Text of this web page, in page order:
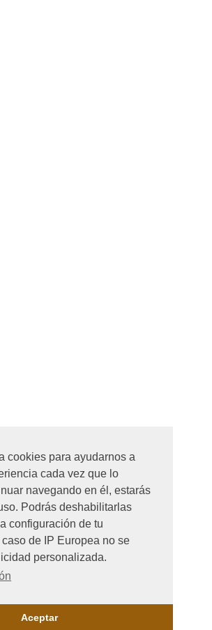
cookies para ayudarnos a
cada vez que lo
navegando en él, estarás
Podrás deshabilitarlas
configuración de tu
de IP Europea no se
personalizada.
Aceptar